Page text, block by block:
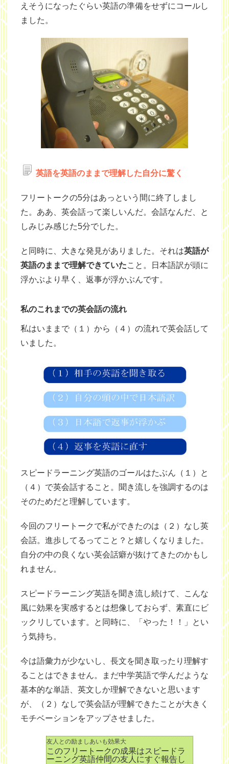
えそうになったぐらい英語の準備をせずにコールし
ました。
英語を英語のままで理解した自分に驚く
フリートークの5分はあっという間に終了しまし
た。ああ、英会話って楽しいんだ。会話なんだ、と
しみじみ感じた5分でした。
と同時に、大きな発見がありました。それは英語が
英語のままで理解できていたこと。日本語訳が頭に
浮かぶより早く、返事が浮かぶんです。
私のこれまでの英会話の流れ
私はいままで（１）から（４）の流れで英会話して
いました。
スピードラーニング英語のゴールはたぶん（１）と
（４）で英会話すること。聞き流しを強調するのは
そのためだと理解しています。
今回のフリートークで私ができたのは（２）なし英
会話。進歩してるってこと？と嬉しくなりました。
自分の中の良くない英会話癖が抜けてきたのかもし
れません。
スピードラーニング英語を聞き流し続けて、こんな
風に効果を実感するとは想像しておらず、素直にビ
ックリしています。と同時に、「やった！！」とい
う気持ち。
今は語彙力が少ないし、長文を聞き取ったり理解す
ることはできません。まだ中学英語で学んだような
基本的な単語、英文しか理解できないと思います
が、（２）なしで英会話が理解できたことが大きく
モチベーションをアップさせました。
友人との励ましあいも効果大
このフリートークの成果はスピードラ
ーニング英語仲間の友人にすぐ報告し